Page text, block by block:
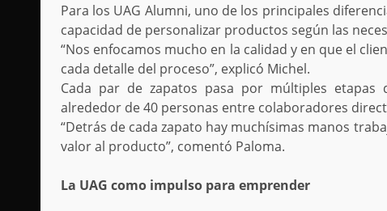
Para los UAG Alumni, uno de los principales
capacidad de personalizar productos según las
“Nos enfocamos mucho en la calidad y en que el
cada detalle del proceso”, explicó Michel.
Cada par de zapatos pasa por múltiples
alrededor de 40 personas entre colaboradores
“Detrás de cada zapato hay muchísimas manos
valor al producto”, comentó Paloma.
La UAG como impulso para emprender